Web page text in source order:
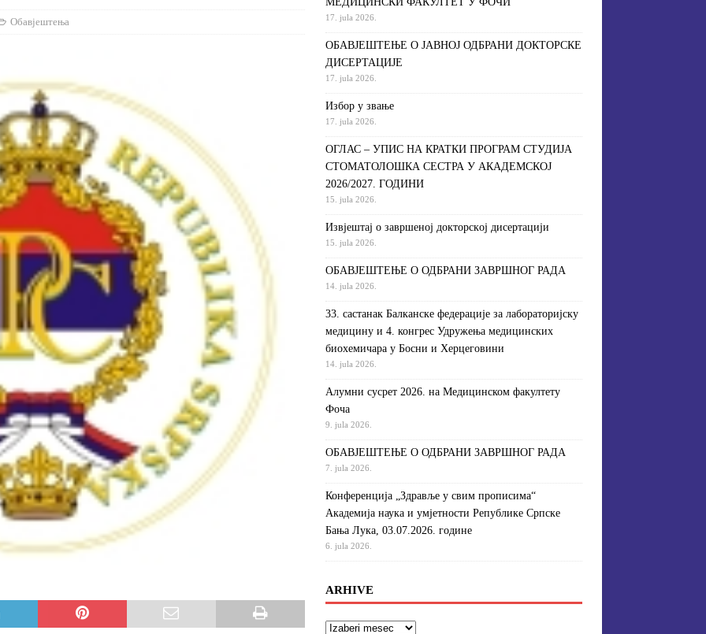
НА КРАТКИ ПРОГРАМ СТУДИЈА СТОМАТОЛОШКА СЕСТРА У
ЛИСТА, ПРВИ УПИСНИ РОК ДРУГИ ЦИКЛУС СТУДИЈА –
РЕХАБИЛИТАЦИЈА ОБАВЈЕШТЕЊА
Обавјештења 17. jula 2026.
ОБАВЈЕШТЕЊЕ О ЈАВНОЈ ОДБРАНИ ДОКТОРСКЕ
ДИСЕРТАЦИЈЕ
17. jula 2026.
Избор у звање
17. jula 2026.
ОГЛАС – УПИС НА КРАТКИ ПРОГРАМ СТУДИЈА
СТОМАТОЛОШКА СЕСТРА У АКАДЕМСКОЈ
2026/2027. ГОДИНИ
15. jula 2026.
Извjeштaj o зaвршeнoj дoктoрскoj дисeртaциjи
15. jula 2026.
ОБАВЈЕШТЕЊЕ О ОДБРАНИ ЗАВРШНОГ РАДА
14. jula 2026.
33. састанак Балканске федерације за лабораторијску
медицину и 4. конгрес Удружења медицинских
биохемичара у Босни и Херцеговини
14. jula 2026.
Алумни сусрет 2026. на Медицинском факултету
Фоча
9. jula 2026.
ОБАВЈЕШТЕЊЕ О ОДБРАНИ ЗАВРШНОГ РАДА
7. jula 2026.
Конференција „Здравље у свим прописима“
Академија наука и умјетности Републике Српске
Бања Лука, 03.07.2026. године
6. jula 2026.
ARHIVE